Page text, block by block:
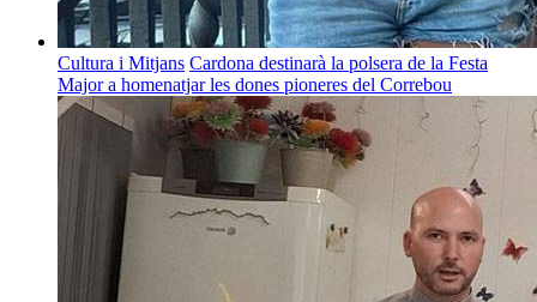
Cultura i Mitjans Cardona destinarà la polsera de la Festa
Major a homenatjar les dones pioneres del Correbou